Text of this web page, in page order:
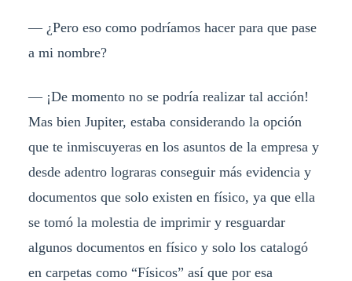
— ¿Pero eso como podríamos hacer para que pase
a mi nombre?
— ¡De momento no se podría realizar tal acción!
Mas bien Jupiter, estaba considerando la opción
que te inmiscuyeras en los asuntos de la empresa y
desde adentro lograras conseguir más evidencia y
documentos que solo existen en físico, ya que ella
se tomó la molestia de imprimir y resguardar
algunos documentos en físico y solo los catalogó
en carpetas como “Físicos” así que por esa